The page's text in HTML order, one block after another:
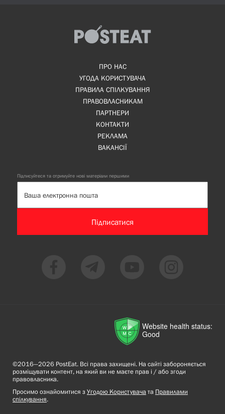
ПРО НАС
УГОДА КОРИСТУВАЧА
ПРАВИЛА СПІЛКУВАННЯ
ПРАВОВЛАСНИКАМ
ПАРТНЕРИ
КОНТАКТИ
РЕКЛАМА
ВАКАНСІЇ
Підписуйтеся та отримуйте нові матеріали першими
Підписатися
Website health status:
Good
©2016—2026 PostEat. Всі права захищені. На сайті забороняється
розміщувати контент, на який ви не маєте прав і / або згоди
правовласника.
Просимо ознайомитися з Угодою Користувача та Правилами
спілкування.